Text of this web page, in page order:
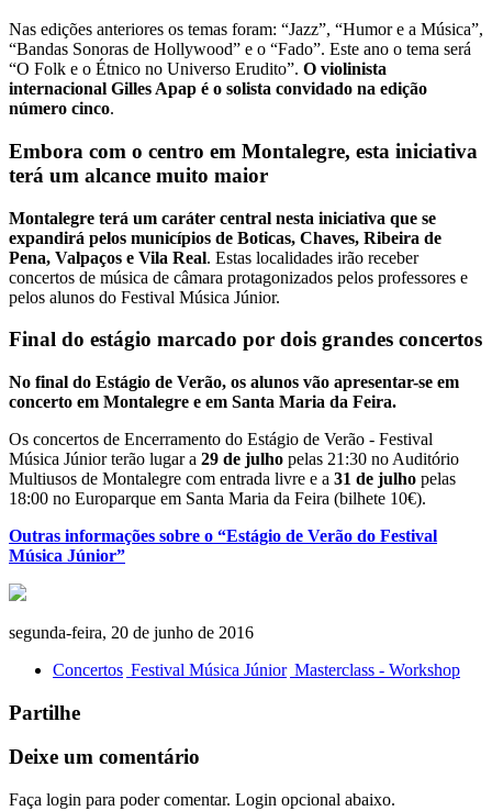
Nas edições anteriores os temas foram: “Jazz”, “Humor e a Música”,
“Bandas Sonoras de Hollywood” e o “Fado”. Este ano o tema será
“O Folk e o Étnico no Universo Erudito”. O violinista
internacional Gilles Apap é o solista convidado na edição
número cinco.
Embora com o centro em Montalegre, esta iniciativa
terá um alcance muito maior
Montalegre terá um caráter central nesta iniciativa que se
expandirá pelos municípios de Boticas, Chaves, Ribeira de
Pena, Valpaços e Vila Real. Estas localidades irão receber
concertos de música de câmara protagonizados pelos professores e
pelos alunos do Festival Música Júnior.
Final do estágio marcado por dois grandes concertos
No final do Estágio de Verão, os alunos vão apresentar-se em
concerto em Montalegre e em Santa Maria da Feira.
Os concertos de Encerramento do Estágio de Verão - Festival
Música Júnior terão lugar a 29 de julho pelas 21:30 no Auditório
Multiusos de Montalegre com entrada livre e a 31 de julho pelas
18:00 no Europarque em Santa Maria da Feira (bilhete 10€).
Outras informações sobre o “Estágio de Verão do Festival
Música Júnior”
segunda-feira, 20 de junho de 2016
Concertos Festival Música Júnior Masterclass - Workshop
Partilhe
Deixe um comentário
Faça login para poder comentar. Login opcional abaixo.